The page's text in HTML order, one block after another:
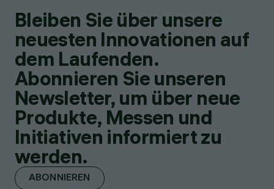
Bleiben Sie über unsere
neuesten Innovationen auf
dem Laufenden.
Abonnieren Sie unseren
Newsletter, um über neue
Produkte, Messen und
Initiativen informiert zu
werden.
ABONNIEREN